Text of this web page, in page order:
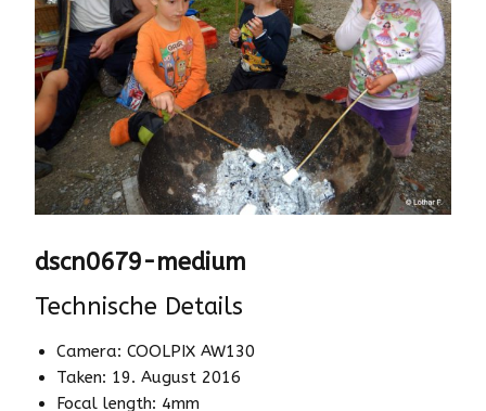
dscn0679-medium
Technische Details
Camera: COOLPIX AW130
Taken: 19. August 2016
Focal length: 4mm